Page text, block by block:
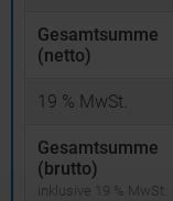
Gesamtsumme
(netto)
19 % MwSt.
Gesamtsumme
(brutto)
inklusive 19 % MwSt.